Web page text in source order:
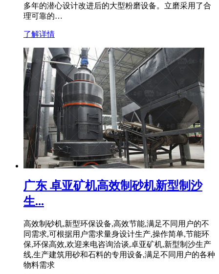
多年的潜心设计改进后的大型粉磨设备。立磨采用了合
理可靠的…
了解详情
广东 卓亚矿机高效制砂机新型制沙
生...
高效制砂机,新型环保设备,高效节能,满足不同用户的不
同需求,可根据用户需求量身设计生产,操作简单,节能环
保,环保高效,欢迎来电咨询洽谈,卓亚矿机,新型制沙生产
线,生产建筑用砂和石料的专用设备,满足不同用户的各种
物料需求